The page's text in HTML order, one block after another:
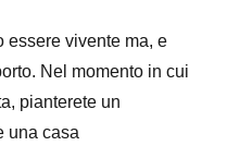
essere vivente ma, e
Nel momento in cui
pianterete un
una casa